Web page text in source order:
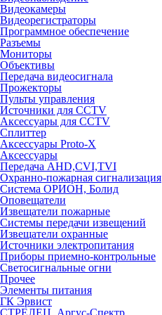
Видеокамеры
Видеорегистраторы
Программное обеспечение
Разъемы
Мониторы
Объективы
Передача видеосигнала
Прожекторы
Пульты управления
Источники для CCTV
Аксессуары для CCTV
Сплиттер
Аксессуары Proto-X
Аксессуары
Передача AHD,CVI,TVI
Охранно-пожарная сигнализация
Система ОРИОН, Болид
Оповещатели
Извещатели пожарные
Системы передачи извещений
Извещатели охранные
Источники электропитания
Приборы приемно-контрольные
Светосигнальные огни
Прочее
Элементы питания
ГК Эрвист
СТРЕЛЕЦ, Аргус-Спектр